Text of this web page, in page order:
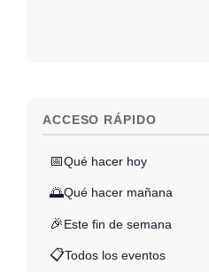
ACCESO RÁPIDO
📅Qué hacer hoy
🌅Qué hacer mañana
🎉Este fin de semana
📋Todos los eventos